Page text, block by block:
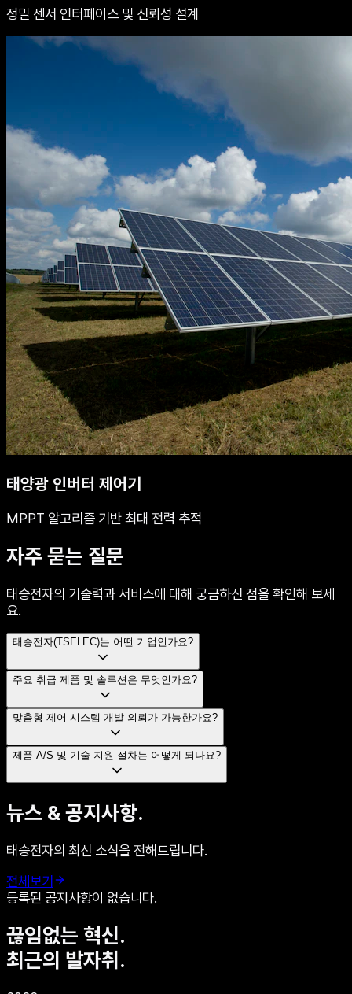
정밀 센서 인터페이스 및 신뢰성 설계
태양광 인버터 제어기
MPPT 알고리즘 기반 최대 전력 추적
자주 묻는 질문
태승전자의 기술력과 서비스에 대해 궁금하신 점을 확인해 보세
요.
태승전자(TSELEC)는 어떤 기업인가요?
주요 취급 제품 및 솔루션은 무엇인가요?
맞춤형 제어 시스템 개발 의뢰가 가능한가요?
제품 A/S 및 기술 지원 절차는 어떻게 되나요?
뉴스 & 공지사항.
태승전자의 최신 소식을 전해드립니다.
전체보기
등록된 공지사항이 없습니다.
끊임없는 혁신.
최근의 발자취.